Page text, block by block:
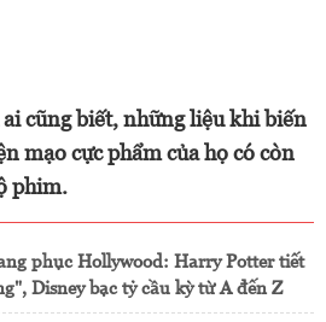
cũng biết, những liệu khi biến
mạo cực phẩm của họ có còn
phim.
phục Hollywood: Harry Potter tiết
Disney bạc tỷ cầu kỳ từ A đến Z